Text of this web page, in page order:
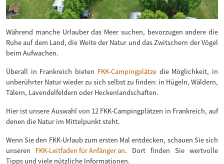
Während manche Urlauber das Meer suchen, bevorzugen andere die
Ruhe auf dem Land, die Weite der Natur und das Zwitschern der Vögel
beim Aufwachen.
Überall in Frankreich bieten FKK-Campingplätzedie Möglichkeit, in
unberührter Natur wieder zu sich selbst zu finden: in Hügeln, Wäldern,
Tälern, Lavendelfeldern oder Heckenlandschaften.
Hier ist unsere Auswahl von 12 FKK-Campingplätzen in Frankreich, auf
denen die Natur im Mittelpunkt steht.
Wenn Sie den FKK-Urlaub zum ersten Mal entdecken, schauen Sie sich
unseren FKK-Leitfaden für Anfänger an. Dort finden Sie wertvolle
Tipps und viele nützliche Informationen.